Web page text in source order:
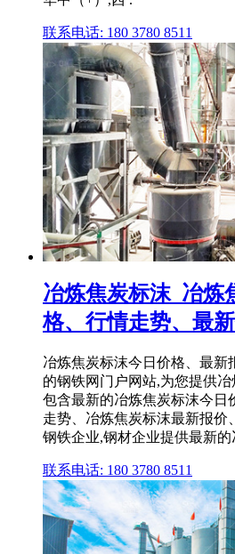
联系电话: 180 3780 8511
冶炼焦炭标沫_冶炼
格、行情走势、最
冶炼焦炭标沫今日价格、最新
的钢铁网门户网站,为您提供
包含最新的冶炼焦炭标沫今日
走势、冶炼焦炭标沫最新报价
钢铁企业,钢材企业提供最新的
联系电话: 180 3780 8511